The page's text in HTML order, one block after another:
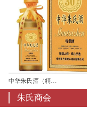
中华朱氏酒（精品、一箱6瓶，茅台酱香）
朱氏商会